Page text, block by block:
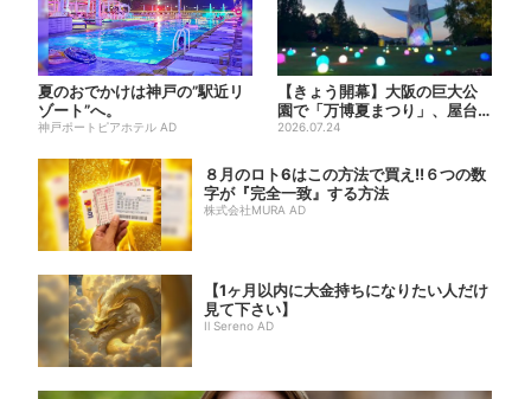
夏のおでかけは神戸の”駅近リ
ゾート”へ。
神戸ポートピアホテル AD
【きょう開幕】大阪の巨大公
園で「万博夏まつり」、屋台
グルメ＆幻想的イルミネーシ
2026.07.24
８月のロト6はこの方法で買え!!６つの数
字が『完全一致』する方法
株式会社MURA AD
【1ヶ月以内に大金持ちになりたい人だけ
見て下さい】
Il Sereno AD